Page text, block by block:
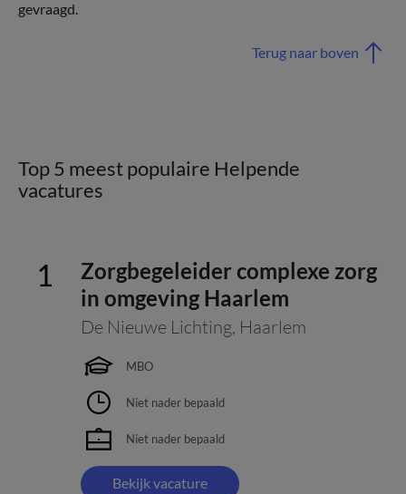
gevraagd.
Terug naar boven
Top 5 meest populaire Helpende
vacatures
Zorgbegeleider complexe zorg
in omgeving Haarlem
De Nieuwe Lichting, Haarlem
MBO
Niet nader bepaald
Niet nader bepaald
Bekijk vacature